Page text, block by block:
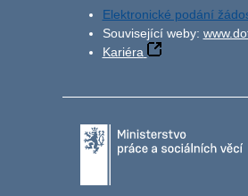
Elektronické podání
Související weby:
Kariéra